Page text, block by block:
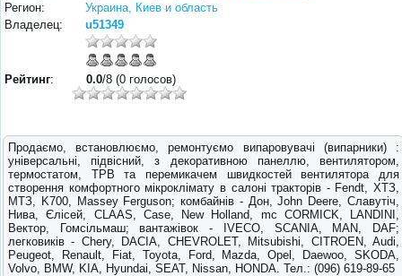
Регион:
Украина, Киев и область
Владелец:
u51349
Рейтинг: 0.0/8 (0 голосов)
Продаємо, встановлюємо, ремонтуємо випаровувачі (випарники) :
універсальні, підвісний, з декоративною панеллю, вентилятором,
термостатом, ТРВ та перемикачем швидкостей вентилятора для
створення комфортного мікроклімату в салоні тракторів - Fendt, ХТЗ,
МТЗ, K700, Massey Ferguson; комбайнів - Дон, John Deere, Славутіч,
Нива, Єлісей, CLAAS, Case, New Holland, mc CORMICK, LANDINI,
Вектор, Гомсільмаш; вантажівок - IVECO, SCANIA, MAN, DAF;
легковиків - Chery, DACIA, CHEVROLET, Mitsubishi, CITROEN, Audi,
Peugeot, Renault, Fiat, Toyota, Ford, Mazda, Opel, Daewoo, SKODA,
Volvo, BMW, KIA, Hyundai, SEAT, Nissan, HONDA. Тел.: (096) 619-89-65